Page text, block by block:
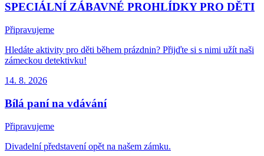
SPECIÁLNÍ ZÁBAVNÉ PROHLÍDKY PRO DĚTI
Připravujeme
Hledáte aktivity pro děti během prázdnin? Přijďte si s nimi užít naši
zámeckou detektivku!
14. 8. 2026
Bílá paní na vdávání
Připravujeme
Divadelní představení opět na našem zámku.